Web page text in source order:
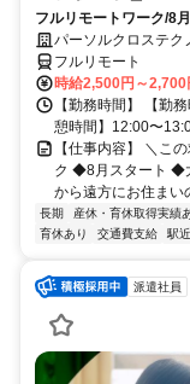
フルリモートワーク/8
パーソルクロステク
フルリモート
時給2,500円～2,700
【勤務時間】 【勤
憩時間】12:00〜
【仕事内容】 ＼こ
ク ◆8月スタート ◆
から遠方にお住まい
長期 産休・育休取得実績
育休あり
交通費支給 駅
派遣社員